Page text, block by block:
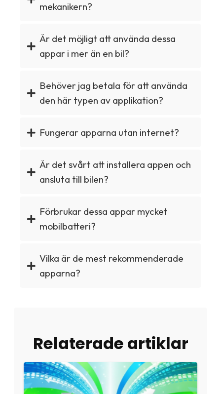
mekanikern?
Är det möjligt att använda dessa
appar i mer än en bil?
Behöver jag betala för att använda
den här typen av applikation?
Fungerar apparna utan internet?
Är det svårt att installera appen och
ansluta till bilen?
Förbrukar dessa appar mycket
mobilbatteri?
Vilka är de mest rekommenderade
apparna?
Relaterade artiklar